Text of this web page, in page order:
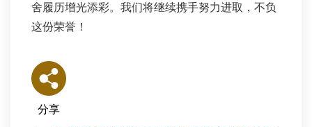
舍履历增光添彩。我们将继续携手努力进取，不负
这份荣誉！
分享